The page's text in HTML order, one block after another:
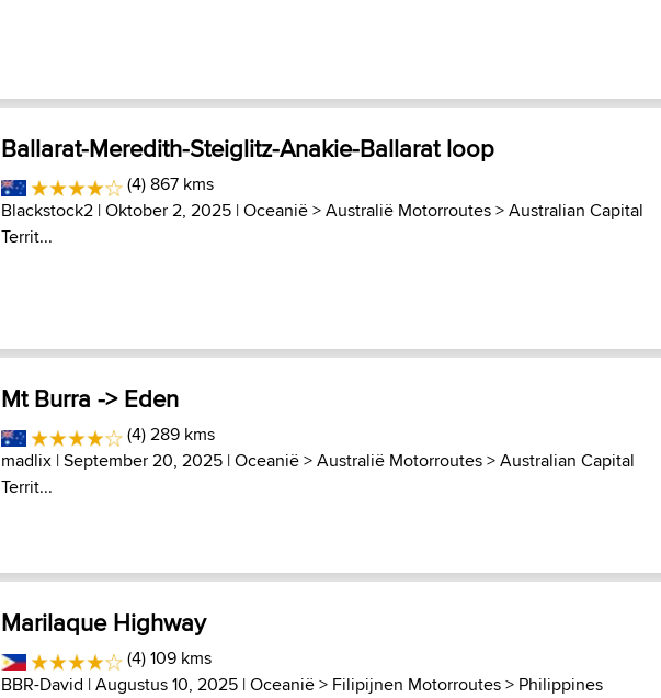
Ballarat-Meredith-Steiglitz-Anakie-Ballarat loop
(4) 867 kms
Blackstock2 | Oktober 2, 2025 |Oceanië>Australië Motorroutes>Australian Capital
Territ...
Mt Burra -> Eden
(4) 289 kms
madlix | September 20, 2025 |Oceanië>Australië Motorroutes>Australian Capital
Territ...
Marilaque Highway
(4) 109 kms
BBR-David | Augustus 10, 2025 |Oceanië> Filipijnen Motorroutes> Philippines